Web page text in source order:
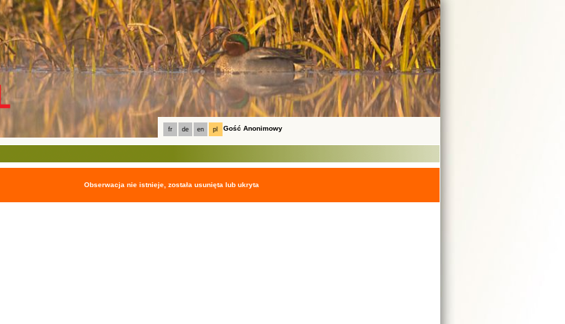
fr de en pl Gość Anonimowy
Obserwacja nie istnieje, została usunięta lub ukryta